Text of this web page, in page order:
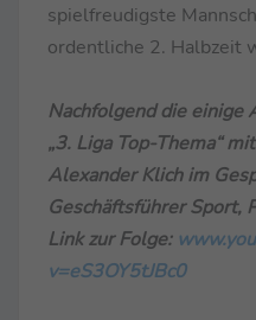
spielfreudigste
ordentliche 2. Halbzeit
Nachfolgend die einige
„3. Liga Top-Thema“
Alexander Klich im
Geschäftsführer Sport,
Link zur Folge:
v=eS3OY5tJBc0